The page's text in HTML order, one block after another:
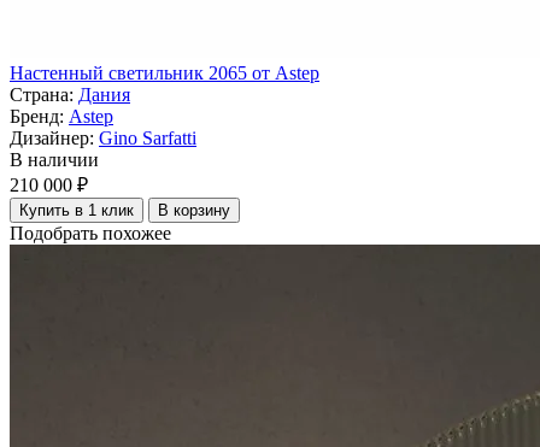
Настенный светильник 2065 от Astep
Страна: Дания
Бренд: Astep
Дизайнер: Gino Sarfatti
В наличии
210 000 ₽
Купить в 1 клик В корзину
Подобрать похожее